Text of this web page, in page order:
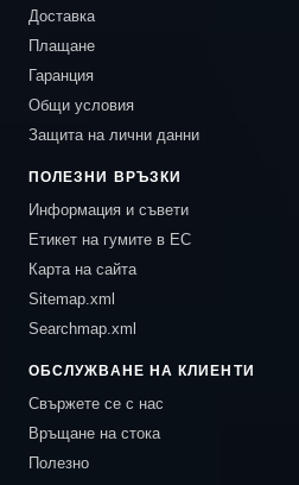
Доставка
Плащане
Гаранция
Общи условия
Защита на лични данни
ПОЛЕЗНИ ВРЪЗКИ
Информация и съвети
Етикет на гумите в ЕС
Карта на сайта
Sitemap.xml
Searchmap.xml
ОБСЛУЖВАНЕ НА КЛИЕНТИ
Свържете се с нас
Връщане на стока
Полезно